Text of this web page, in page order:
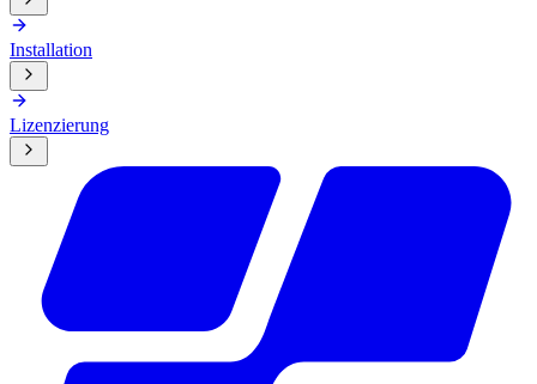
Installation
Lizenzierung